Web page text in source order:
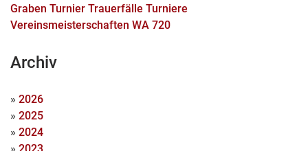
Graben Turnier Trauerfälle Turniere
Vereinsmeisterschaften WA 720
Archiv
» 2026
» 2025
» 2024